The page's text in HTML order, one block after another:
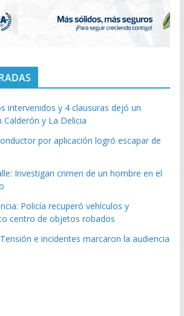
intervenidos y 4 clausuras dejó un
y La Delicia
por aplicación logró escapar de
Investigan crimen de un hombre en el
Policía recuperó vehículos y
centro de objetos robados
e incidentes marcaron la audiencia